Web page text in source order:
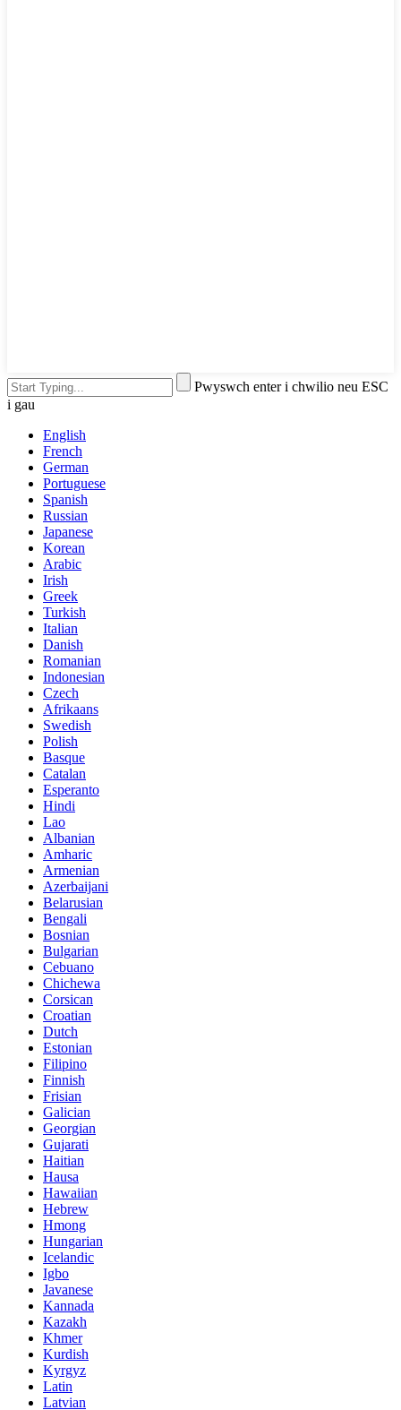
Pwyswch enter i chwilio neu ESC
i gau
English
French
German
Portuguese
Spanish
Russian
Japanese
Korean
Arabic
Irish
Greek
Turkish
Italian
Danish
Romanian
Indonesian
Czech
Afrikaans
Swedish
Polish
Basque
Catalan
Esperanto
Hindi
Lao
Albanian
Amharic
Armenian
Azerbaijani
Belarusian
Bengali
Bosnian
Bulgarian
Cebuano
Chichewa
Corsican
Croatian
Dutch
Estonian
Filipino
Finnish
Frisian
Galician
Georgian
Gujarati
Haitian
Hausa
Hawaiian
Hebrew
Hmong
Hungarian
Icelandic
Igbo
Javanese
Kannada
Kazakh
Khmer
Kurdish
Kyrgyz
Latin
Latvian